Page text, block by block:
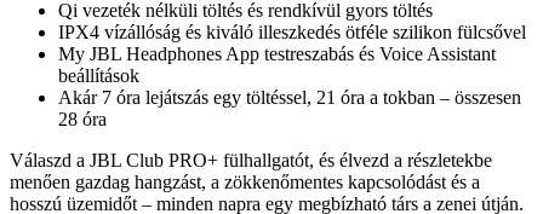
Qi vezeték nélküli töltés és rendkívül gyors töltés
IPX4 vízállóság és kiváló illeszkedés ötféle szilikon fülcsővel
My JBL Headphones App testreszabás és Voice Assistant
beállítások
Akár 7 óra lejátszás egy töltéssel, 21 óra a tokban – összesen
28 óra
Válaszd a JBL Club PRO+ fülhallgatót, és élvezd a részletekbe
menően gazdag hangzást, a zökkenőmentes kapcsolódást és a
hosszú üzemidőt – minden napra egy megbízható társ a zenei útján.